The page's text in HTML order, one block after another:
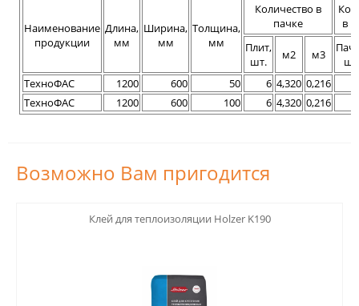
Наименование
продукции
Длина,
мм
Ширина,
мм
Толщина,
мм
Количество в
пачке
в
Плит,
шт.
м2 м3
ТехноФАС
1200 600 50 6 4,320 0,216
ТехноФАС
1200 600 100 6 4,320 0,216
Возможно Вам пригодится
Клей для теплоизоляции Holzer K190